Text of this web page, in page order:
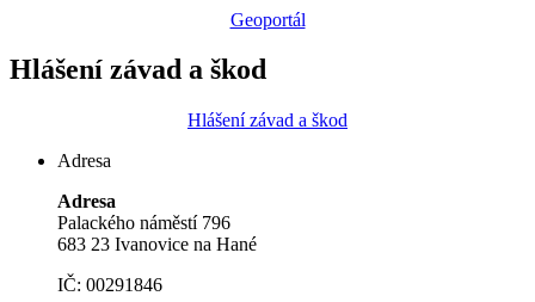
Geoportál
Hlášení závad a škod
Hlášení závad a škod
Adresa
Adresa
Palackého náměstí 796
683 23 Ivanovice na Hané
IČ: 00291846